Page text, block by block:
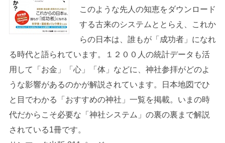
このような先人の知恵をダウンロード
する古来のシステムととらえ、これか
らの日本は、誰もが「成功者」になれ
る時代と語られています。１２００人の統計データも活
用して「お金」「心」「体」などに、神社参拝がどのよ
うな影響があるのかが解説されています。日本地図でひ
と目でわかる「おすすめの神社」一覧を掲載。いまの時
代だからこそ必要な「神社システム」の裏の裏まで解説
されている1冊です。